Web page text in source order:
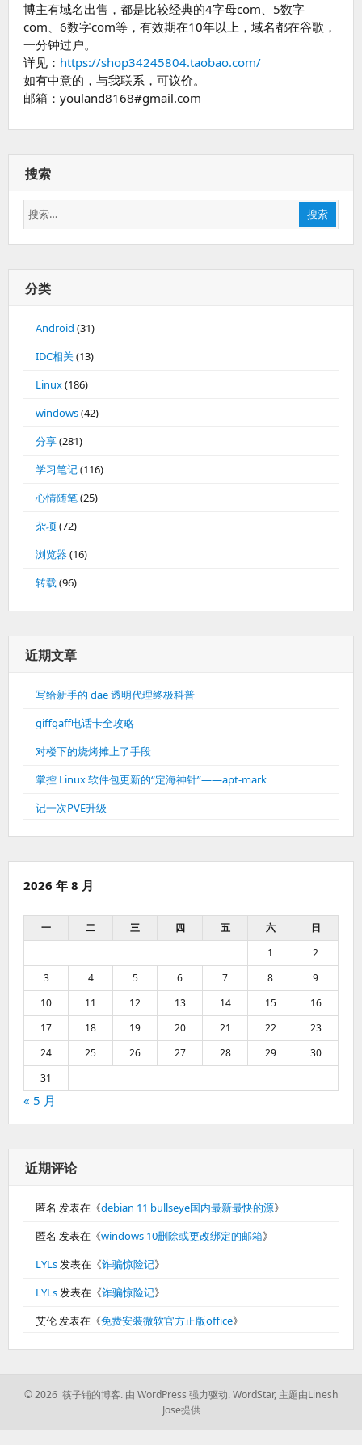
教
程
博主有域名出售，都是比较经典的4字母com、5数字
com、6数字com等，有效期在10年以上，域名都在谷歌，
一分钟过户。
详见： https://shop34245804.taobao.com/
如有中意的，与我联系，可议价。
邮箱：youland8168#gmail.com
搜索
搜
索：
搜索
分类
Android (31)
IDC相关(13)
Linux(186)
windows(42)
分享(281)
学习笔记(116)
心情随笔(25)
杂项 (72)
浏览器(16)
转载(96)
近期文章
写给新手的 dae 透明代理终极科普
giffgaff电话卡全攻略
对楼下的烧烤摊上了手段
掌控 Linux 软件包更新的“定海神针”——apt-mark
记一次PVE升级
2026 年 8 月
一 二 三 四 五 六
日
1
2
3
4 5 6 7 8
9
10
11 12 13 14 15
16
17
18 19 20 21 22
23
24
25 26 27 28 29
30
31
« 5 月
近期评论
匿名 发表在《debian 11 bullseye国内最新最快的源》
匿名 发表在《windows 10删除或更改绑定的邮箱》
LYLs发表在《诈骗惊险记》
LYLs发表在《诈骗惊险记》
艾伦发表在《免费安装微软官方正版office》
© 2026 筷子铺的博客. 由 WordPress 强力驱动. WordStar,主题由Linesh
Jose提供